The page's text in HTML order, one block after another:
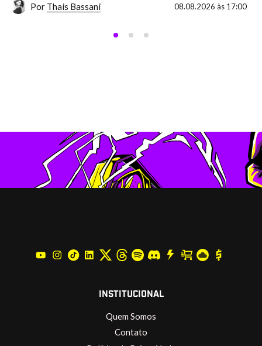
Por Thais Bassani 08.08.2026 às 17:00
INSTITUCIONAL
Quem Somos
Contato